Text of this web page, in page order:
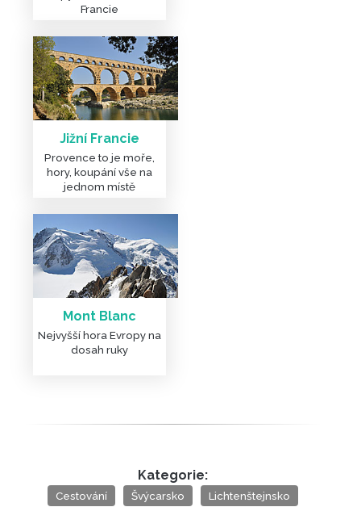
Francie
Jižní Francie
Provence to je moře,
hory, koupání vše na
jednom místě
Mont Blanc
Nejvyšší hora Evropy na
dosah ruky
Kategorie:
Cestování Švýcarsko Lichtenštejnsko